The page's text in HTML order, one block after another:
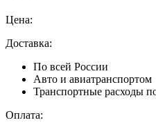
Цена:
Доставка:
По всей России
Авто и авиатранспортом
Транспортные расходы
Оплата: